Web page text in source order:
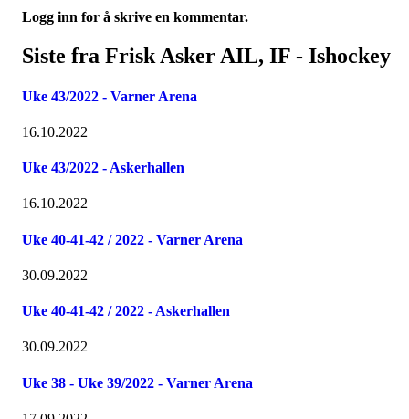
Logg inn for å skrive en kommentar.
Siste fra Frisk Asker AIL, IF - Ishockey
Uke 43/2022 - Varner Arena
16.10.2022
Uke 43/2022 - Askerhallen
16.10.2022
Uke 40-41-42 / 2022 - Varner Arena
30.09.2022
Uke 40-41-42 / 2022 - Askerhallen
30.09.2022
Uke 38 - Uke 39/2022 - Varner Arena